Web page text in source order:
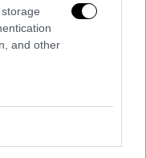
and other
αιώνας μ.Χ.)
(15ος αιώνας
δαχτυλίδι